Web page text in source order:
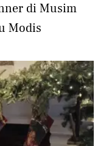
di Musim
Modis